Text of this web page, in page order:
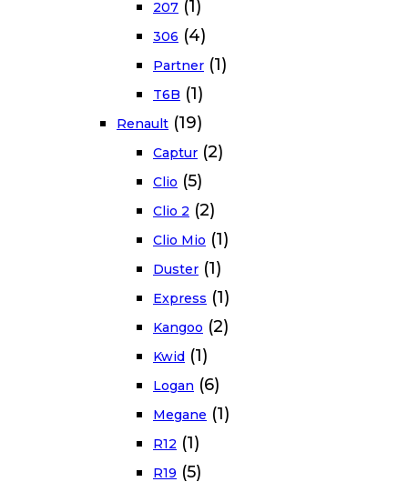
207 (1)
306 (4)
Partner (1)
T6B (1)
Renault (19)
Captur (2)
Clio (5)
Clio 2 (2)
Clio Mio (1)
Duster (1)
Express (1)
Kangoo (2)
Kwid (1)
Logan (6)
Megane (1)
R12 (1)
R19 (5)